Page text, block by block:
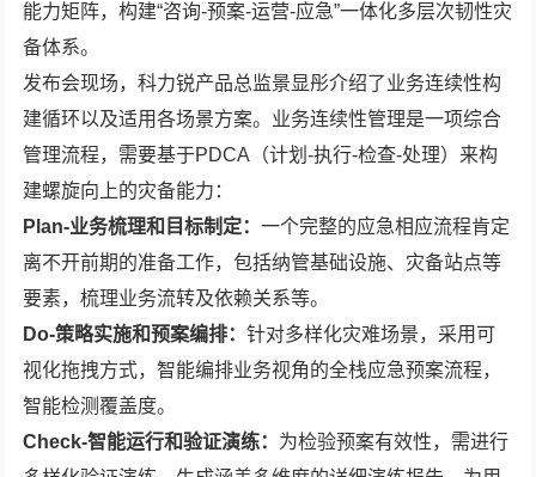
能力矩阵，构建“咨询-预案-运营-应急”一体化多层次韧性灾
备体系。
发布会现场，科力锐产品总监景显彤介绍了业务连续性构
建循环以及适用各场景方案。业务连续性管理是一项综合
管理流程，需要基于PDCA（计划-执行-检查-处理）来构
建螺旋向上的灾备能力：
Plan-业务梳理和目标制定：一个完整的应急相应流程肯定
离不开前期的准备工作，包括纳管基础设施、灾备站点等
要素，梳理业务流转及依赖关系等。
Do-策略实施和预案编排：针对多样化灾难场景，采用可
视化拖拽方式，智能编排业务视角的全栈应急预案流程，
智能检测覆盖度。
Check-智能运行和验证演练： 为检验预案有效性，需进行